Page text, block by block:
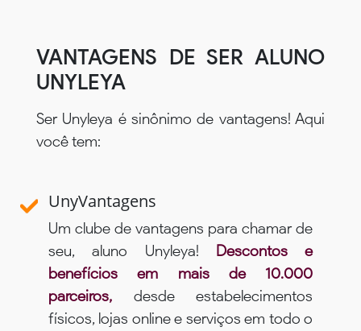
VANTAGENS DE SER ALUNO
UNYLEYA
Ser Unyleya é sinônimo de vantagens! Aqui
você tem:
UnyVantagens
Um clube de vantagens para chamar de
seu, aluno Unyleya! Descontos e
benefícios em mais de 10.000
parceiros, desde estabelecimentos
físicos, lojas online e serviços em todo o